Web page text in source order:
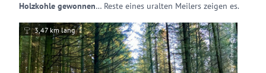
Holzkohle gewonnen… Reste eines uralten Meilers zeigen es.
3,47 km lang